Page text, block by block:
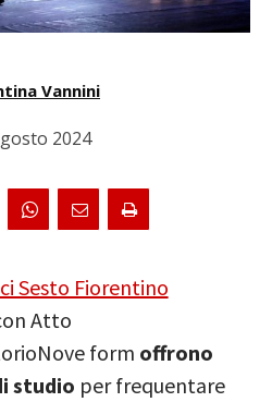
Vannini
2024
Sesto Fiorentino
Atto
form offrono
studio per frequentare